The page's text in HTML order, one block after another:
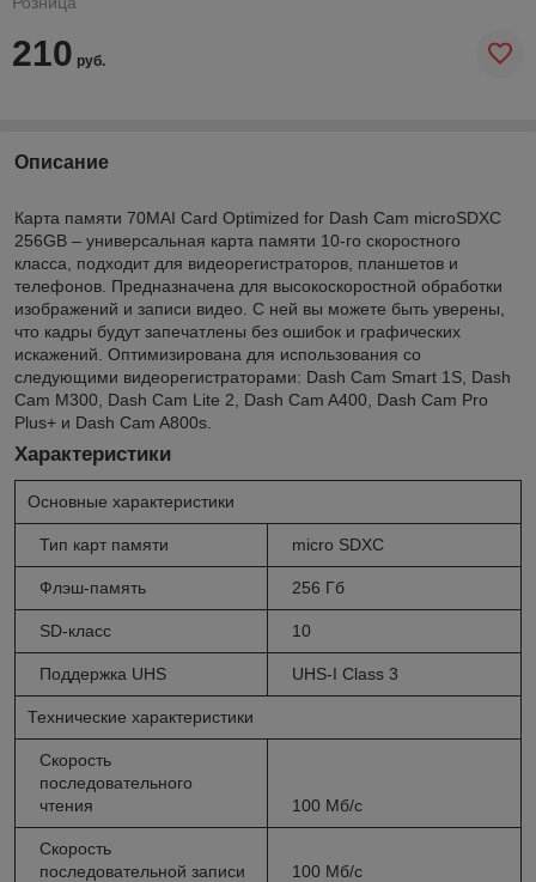
210 руб.
Описание
Карта памяти 70MAI Card Optimized for Dash Cam microSDXC
256GB – универсальная карта памяти 10-го скоростного
класса, подходит для видеорегистраторов, планшетов и
телефонов. Предназначена для высокоскоростной обработки
изображений и записи видео. С ней вы можете быть уверены,
что кадры будут запечатлены без ошибок и графических
искажений. Оптимизирована для использования со
следующими видеорегистраторами: Dash Cam Smart 1S, Dash
Cam M300, Dash Cam Lite 2, Dash Cam A400, Dash Cam Pro
Plus+ и Dash Cam A800s.
Характеристики
Основные характеристики
Тип карт памяти micro SDXC
Флэш-память 256 Гб
SD-класс 10
Поддержка UHS UHS-I Class 3
Технические характеристики
Скорость
последовательного
чтения
100 Мб/с
Скорость
последовательной записи
100 Мб/с